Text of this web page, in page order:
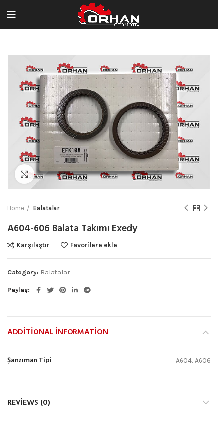
Büyütmek için tıklayın
Home Balatalar
A604-606 Balata Takımı Exedy
Karşılaştır Favorilere ekle
Category: Balatalar
Paylaş
ADDITIONAL INFORMATION
Şanzıman Tipi A604, A606
REVIEWS (0)